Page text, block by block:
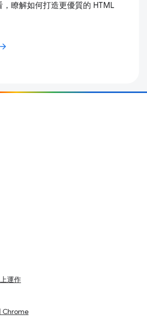
瞭解如何打造更優質的 HTML
arrow_forward
運作
Chrome